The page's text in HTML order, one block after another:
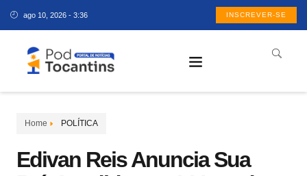
ago 10, 2026 - 3:36 INSCREVER-SE
Home POLÍTICA
Edivan Reis Anuncia Sua